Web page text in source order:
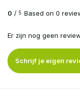
0 / 5 Based on 0
Er zijn nog geen
Schrijf je eigen